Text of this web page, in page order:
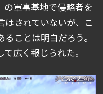
の軍事基地で侵略者を
はされていないが、こ
ことは明白だろう。
広く報じられた。